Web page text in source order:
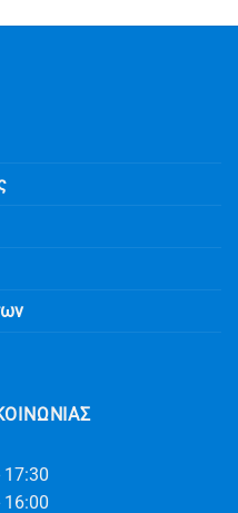
17:30
16:00